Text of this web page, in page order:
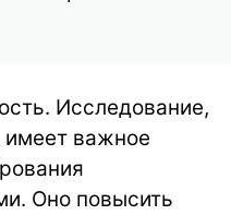
Исследование,
важное
Оно повысить